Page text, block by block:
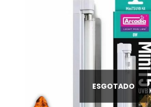
ESGOTADO